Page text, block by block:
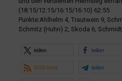
(18:15/12:15/16:15/16:10) 62:55
Punkte:Ahlhelm 4, Trautwein 9,
Schmitz (Huhn) 2, Skoda 6,
teilen teilen
RSS-feed teilen